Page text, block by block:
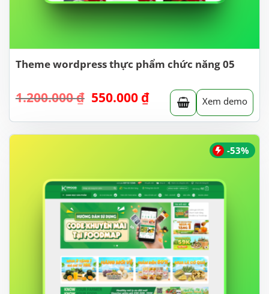
Theme wordpress thực phẩm chức năng 05
1.200.000₫ Giá
là:
1.200.000 ₫.
550.000 ₫Giá
hiện
tại
là:
Xem demo
-53%